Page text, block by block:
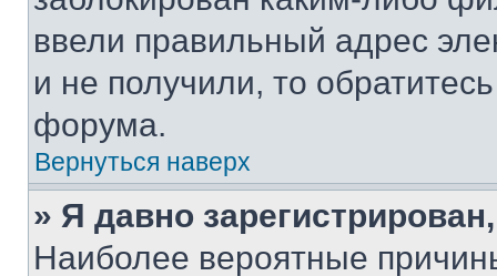
ввели правильный адрес
и не получили, то
форума.
Вернуться наверх
» Я давно
Наиболее вероятные